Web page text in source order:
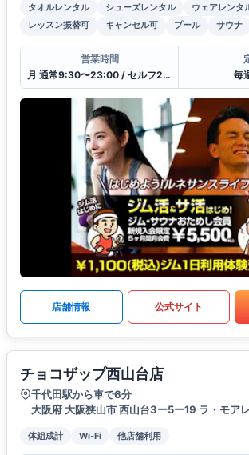
タオルレンタル シューズレンタル
ウェアレンタ
レッスン振替可
キャンセル可 プール サウナ
営業時間
月 通常9:30〜23:00 / セルフ23:00〜9:30 / 受付10:00〜21:00
毎
店舗情報 公式サイト
チョコザップ西山台店
千代田駅から車で6分
大阪府 大阪狭山市 西山台3ー5ー19 ラ・モア
体組成計 Wi-Fi 他店舗利用